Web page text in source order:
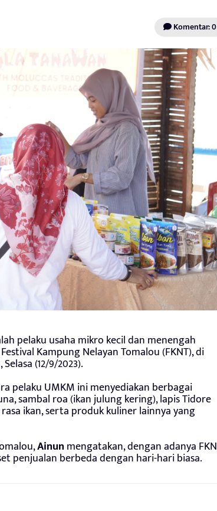
Komentar: 0
pelaku usaha mikro kecil dan menengah
Kampung Nelayan Tomalou (FKNT), di
(12/9/2023).
pelaku UMKM ini menyediakan berbagai
sambal roa (ikan julung kering), lapis Tidore
ikan, serta produk kuliner lainnya yang
Ainun mengatakan, dengan adanya FKN
penjualan berbeda dengan hari-hari biasa.